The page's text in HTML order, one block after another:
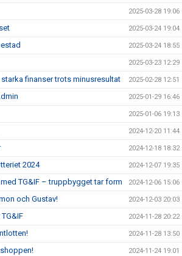
2025-03-28 19:06
2025-03-24 19:04
2025-03-24 18:55
2025-03-23 12:29
finanser trots minusresultat 2025-02-28 12:51
2025-01-29 16:46
2025-01-06 19:13
2024-12-20 11:44
2024-12-18 18:32
2024 2024-12-07 19:35
TG&IF – truppbygget tar form 2024-12-06 15:06
och Gustav! 2024-12-03 20:03
2024-11-28 20:22
2024-11-28 13:50
2024-11-24 19:01